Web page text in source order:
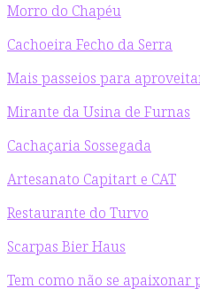
Morro do Chapéu
Cachoeira Fecho da Serra
Mais passeios para
Mirante da Usina de Furnas
Cachaçaria Sossegada
Artesanato Capitart e CAT
Restaurante do Turvo
Scarpas Bier Haus
Tem como não se apaixonar